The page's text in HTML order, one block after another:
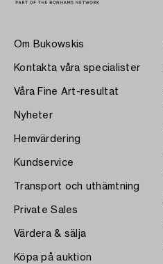
Om Bukowskis
Kontakta våra specialister
Våra Fine Art-resultat
Nyheter
Hemvärdering
Kundservice
Transport och uthämtning
Private Sales
Värdera & sälja
Köpa på auktion